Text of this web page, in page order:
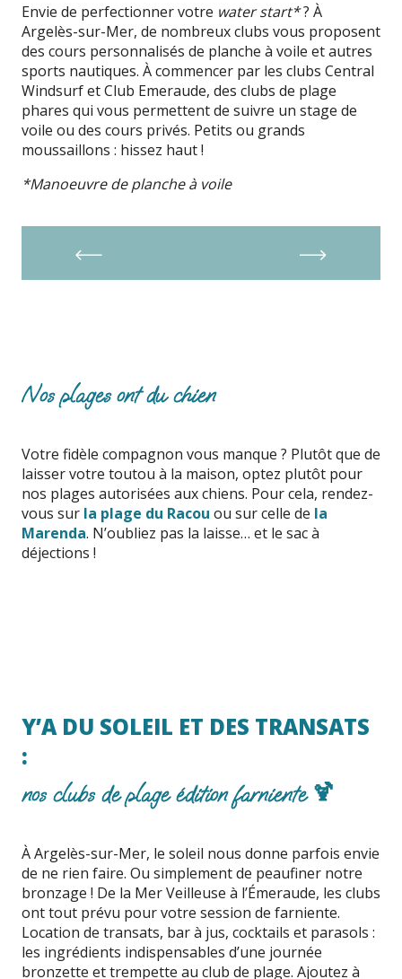
Envie de perfectionner votre water start*? À
Argelès-sur-Mer, de nombreux clubs vous proposent
des cours personnalisés de planche à voile et autres
sports nautiques. À commencer par les clubs Central
Windsurf et Club Emeraude, des clubs de plage
phares qui vous permettent de suivre un stage de
voile ou des cours privés. Petits ou grands
moussaillons : hissez haut !
*Manoeuvre de planche à voile
CLUB DE PLAGE WATERSPORT
AVENTURE
Nos plages ont du chien
Votre fidèle compagnon vous manque ? Plutôt que de
laisser votre toutou à la maison, optez plutôt pour
nos plages autorisées aux chiens. Pour cela, rendez-
vous sur la plage du Racou ou sur celle de la
Marenda. N’oubliez pas la laisse… et le sac à
déjections !
Y’A DU SOLEIL ET DES TRANSATS
:
nos clubs de plage édition farniente 🍹
À Argelès-sur-Mer, le soleil nous donne parfois envie
de ne rien faire. Ou simplement de peaufiner notre
bronzage ! De la Mer Veilleuse à l’Émeraude, les clubs
ont tout prévu pour votre session de farniente.
Location de transats, bar à jus, cocktails et parasols :
les ingrédients indispensables d’une journée
bronzette et trempette au club de plage. Ajoutez à